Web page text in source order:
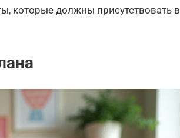
которые должны присутствовать в